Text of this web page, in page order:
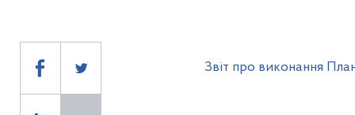
Звіт про виконання